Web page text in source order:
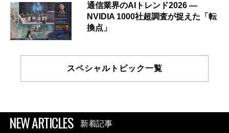
通信業界のAIトレンド2026 ―
NVIDIA 1000社超調査が捉えた「転
換点」
スペシャルトピック一覧
NEW ARTICLES 新着記事